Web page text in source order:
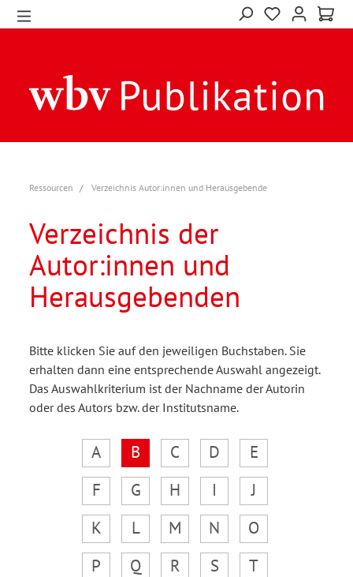
Ressourcen Verzeichnis Autor:innen und Herausgebende
Verzeichnis der
Autor:innen und
Herausgebenden
Bitte klicken Sie auf den jeweiligen Buchstaben. Sie
erhalten dann eine entsprechende Auswahl angezeigt.
Das Auswahlkriterium ist der Nachname der Autorin
oder des Autors bzw. der Institutsname.
A B C D
E
F
G H I
J
K
L M N
O
P
Q R S
T